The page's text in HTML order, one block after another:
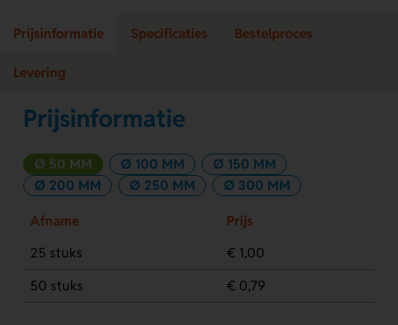
Prijsinformatie Specificaties Bestelproces
Levering
Prijsinformatie
Ø 50 MM Ø 100 MM
Ø 150 MM
Ø 200 MM
Ø 250 MM Ø 300 MM
Afname
Prijs
25 stuks
€ 1,00
50 stuks
€ 0,79